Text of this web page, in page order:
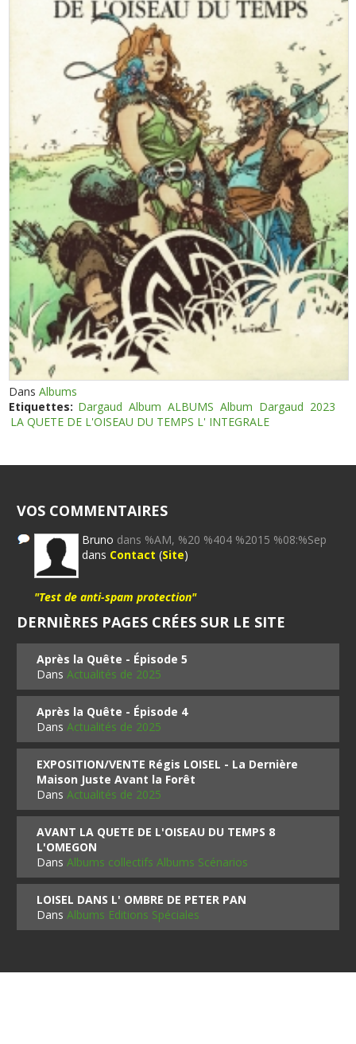
DansAlbums
Etiquettes: Dargaud Album ALBUMS Album Dargaud 2023
LA QUETE DE L'OISEAU DU TEMPS L' INTEGRALE
VOS COMMENTAIRES
Bruno dans %AM, %20 %404 %2015 %08:%Sep
dans Contact (Site)
"Test de anti-spam protection"
DERNIÈRES PAGES CRÉES SUR LE SITE
Après la Quête - Épisode 5
DansActualités de 2025
Après la Quête - Épisode 4
DansActualités de 2025
EXPOSITION/VENTE Régis LOISEL - La Dernière
Maison Juste Avant la Forêt
DansActualités de 2025
AVANT LA QUETE DE L'OISEAU DU TEMPS 8
L'OMEGON
DansAlbums collectifs Albums Scénarios
LOISEL DANS L' OMBRE DE PETER PAN
DansAlbums Editions Spéciales